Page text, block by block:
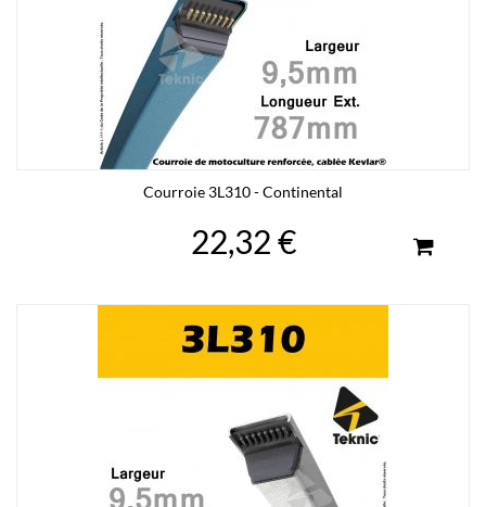
Courroie 3L310 - Continental
22,32 €